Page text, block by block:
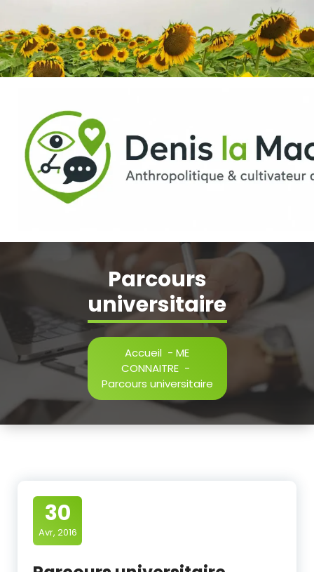
contenu
Parcours
universitaire
Accueil - ME
CONNAITRE -
Parcours universitaire
30
Avr, 2016